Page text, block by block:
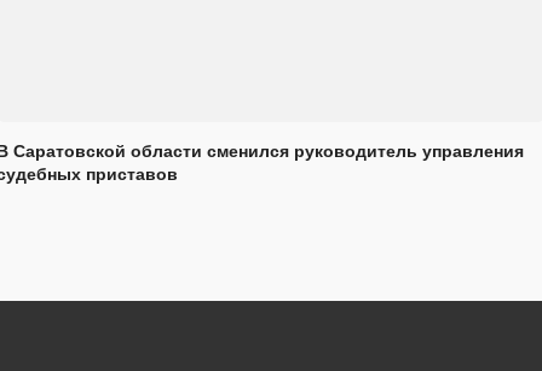
Саратовской области сменился руководитель управления
приставов